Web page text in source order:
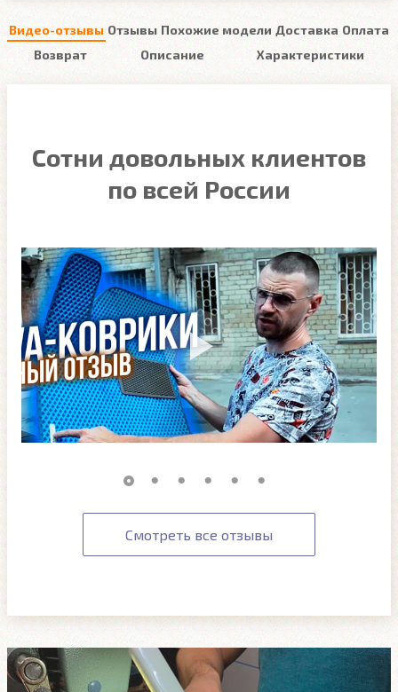
Видео-отзывы Отзывы Похожие модели Доставка Оплата
Возврат
Описание Характеристики
Сотни довольных клиентов
по всей России
Смотреть все отзывы